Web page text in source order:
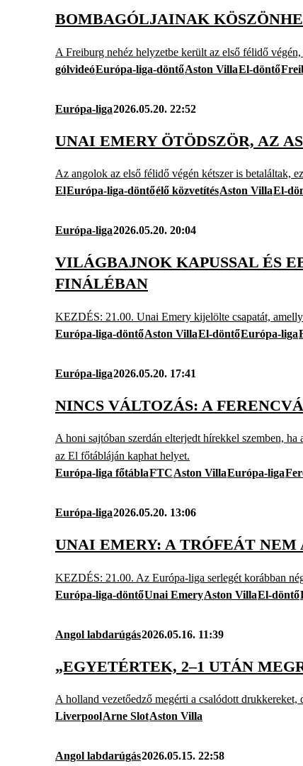
BOMBAGÓLJAINAK
A Freiburg nehéz helyzetbe került az első félidő
gólvideóEurópa-liga-döntőAston VillaEl-döntő
Európa-liga2026.05.20. 22:52
UNAI EMERY ÖTÖDSZÖR, AZ
Az angolok az első félidő végén kétszer is betaláltak,
ElEurópa-liga-döntőélő közvetítésAston VillaEl-
Európa-liga2026.05.20. 20:04
VILÁGBAJNOK KAPUSSAL ÉS
FINÁLÉBAN
KEZDÉS: 21.00. Unai Emery kijelölte csapatát,
Európa-liga-döntőAston VillaEl-döntőEurópa-liga
Európa-liga2026.05.20. 17:41
NINCS VÁLTOZÁS: A
A honi sajtóban szerdán elterjedt hírekkel szemben,
az El főtábláján kaphat helyet.
Európa-liga főtáblaFTCAston VillaEurópa-liga
Európa-liga2026.05.20. 13:06
UNAI EMERY: A TRÓFEÁT
KEZDÉS: 21.00. Az Európa-liga serlegét korábban
Európa-liga-döntőUnai EmeryAston VillaEl-döntő
Angol labdarúgás2026.05.16. 11:39
„EGYETÉRTEK, 2–1 UTÁN
A holland vezetőedző megérti a csalódott
LiverpoolArne SlotAston Villa
Angol labdarúgás2026.05.15. 22:58